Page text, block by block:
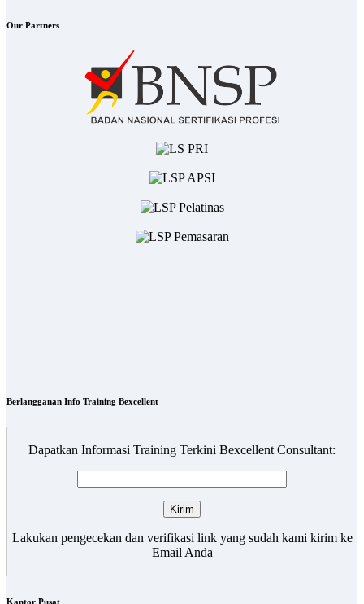
Our Partners
Berlangganan Info Training Bexcellent
Dapatkan Informasi Training Terkini Bexcellent Consultant:
Lakukan pengecekan dan verifikasi link yang sudah kami kirim ke
Email Anda
Kantor Pusat